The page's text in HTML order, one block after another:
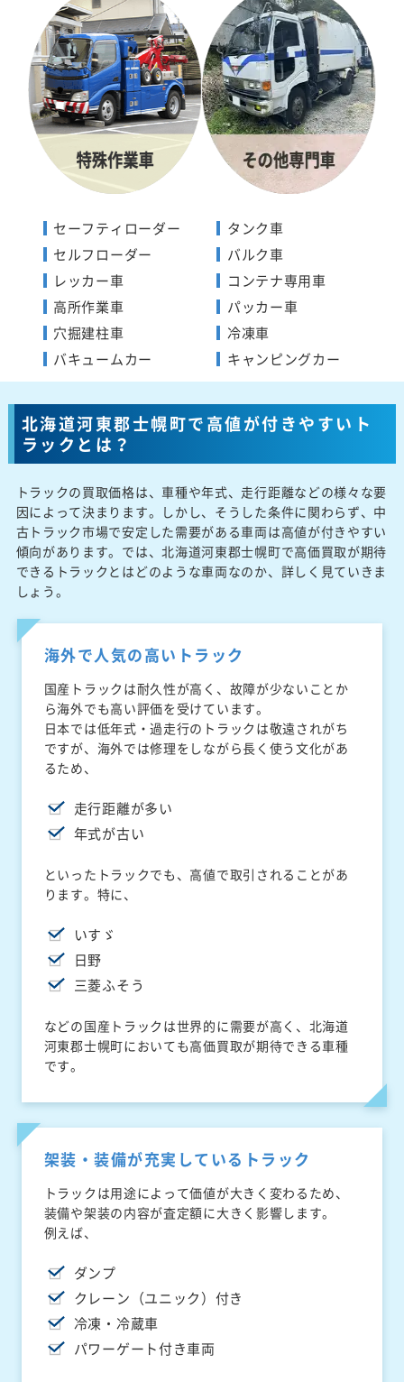
セーフティローダー
セルフローダー
レッカー車
高所作業車
穴掘建柱車
バキュームカー
タンク車
バルク車
コンテナ専用車
パッカー車
冷凍車
キャンピングカー
北海道河東郡士幌町で高値が付きやすいト
ラックとは？
トラックの買取価格は、車種や年式、走行距離などの様々な要
因によって決まります。しかし、そうした条件に関わらず、中
古トラック市場で安定した需要がある車両は高値が付きやすい
傾向があります。では、北海道河東郡士幌町で高価買取が期待
できるトラックとはどのような車両なのか、詳しく見ていきま
しょう。
海外で人気の高いトラック
国産トラックは耐久性が高く、故障が少ないことか
ら海外でも高い評価を受けています。
日本では低年式・過走行のトラックは敬遠されがち
ですが、海外では修理をしながら長く使う文化があ
るため、
走行距離が多い
年式が古い
といったトラックでも、高値で取引されることがあ
ります。特に、
いすゞ
日野
三菱ふそう
などの国産トラックは世界的に需要が高く、北海道
河東郡士幌町においても高価買取が期待できる車種
です。
架装・装備が充実しているトラック
トラックは用途によって価値が大きく変わるため、
装備や架装の内容が査定額に大きく影響します。
例えば、
ダンプ
クレーン（ユニック）付き
冷凍・冷蔵車
パワーゲート付き車両